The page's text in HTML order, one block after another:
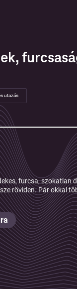
utazás
furcsa, szokatlan
röviden. Pár okkal